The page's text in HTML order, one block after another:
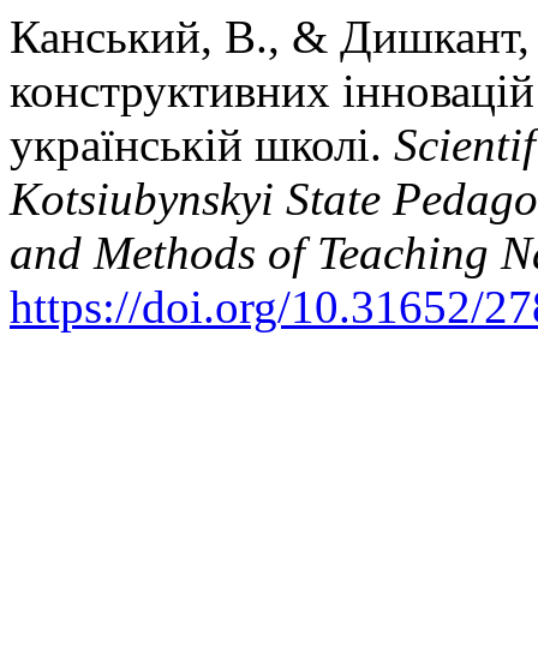
Канський, В., &
конструктивних
українській школі.
Kotsiubynskyi State
and Methods of Teaching
https://doi.org/10.31652/